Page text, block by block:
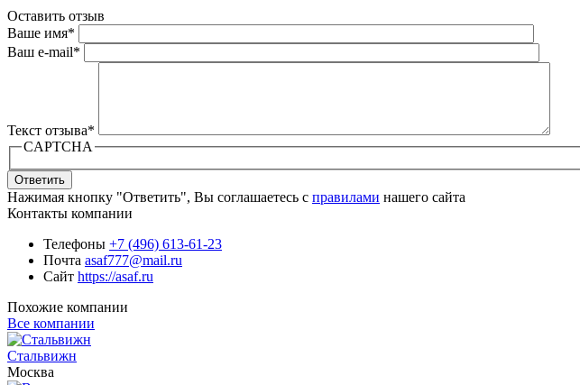
Оставить отзыв
Ваше имя*
Ваш e-mail*
Текст отзыва*
CAPTCHA
Ответить
Нажимая кнопку "Ответить", Вы соглашаетесь с правилами нашего сайта
Контакты компании
Телефоны +7 (496) 613-61-23
Почта asaf777@mail.ru
Сайт https://asaf.ru
Похожие компании
Все компании
Стальвижн
Москва